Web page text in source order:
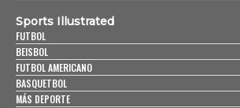
Sports Illustrated
FUTBOL
BEISBOL
FUTBOL AMERICANO
BASQUETBOL
MÁS DEPORTE